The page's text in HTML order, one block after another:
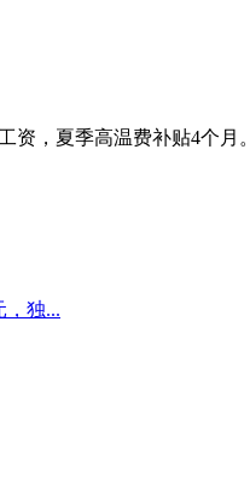
资，夏季高温费补贴4个月。
，独...